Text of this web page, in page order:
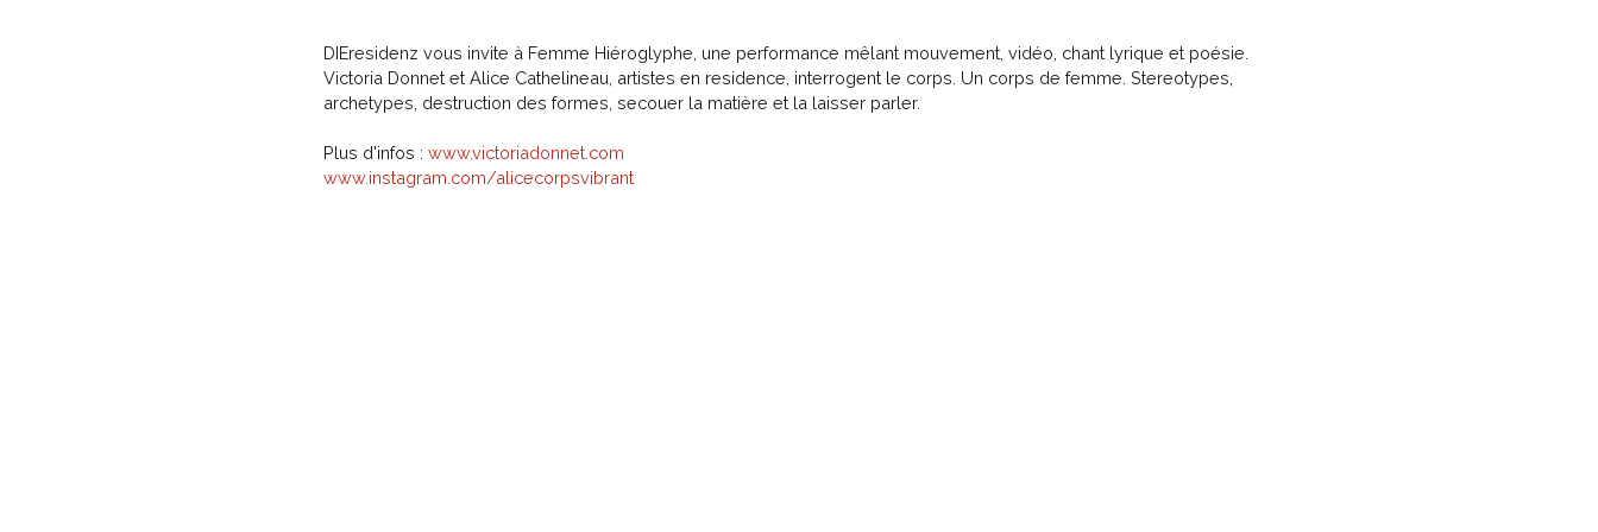
DIEresidenz vous invite à Femme Hiéroglyphe, une performance mêlant mouvement, vidéo, chant lyrique et poésie.
Victoria Donnet et Alice Cathelineau, artistes en residence, interrogent le corps. Un corps de femme. Stereotypes,
archetypes, destruction des formes, secouer la matière et la laisser parler.
Plus d'infos : www.victoriadonnet.com
www.instagram.com/alicecorpsvibrant